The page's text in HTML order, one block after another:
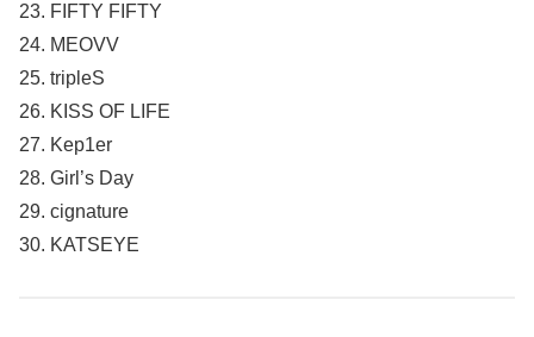
23. FIFTY FIFTY
24. MEOVV
25. tripleS
26. KISS OF LIFE
27. Kep1er
28. Girl’s Day
29. cignature
30. KATSEYE